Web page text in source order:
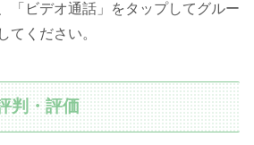
「ビデオ通話」をタップしてグルー
てください。
判・評価